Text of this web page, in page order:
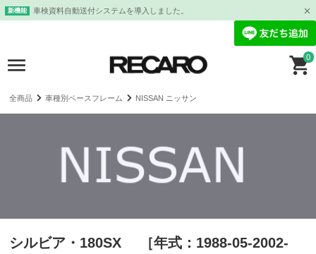
新機能 車検資料自動送付システムを導入しました。
0
全商品 車種別ベースフレーム NISSAN ニッサン
シルビア・180SX ［年式：1988-05-2002-